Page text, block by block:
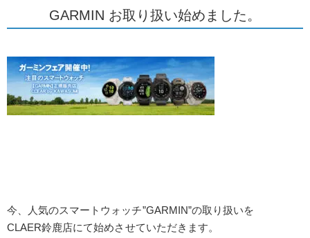
GARMIN お取り扱い始めました。
今、人気のスマートウォッチ”GARMIN”の取り扱いを
CLAER鈴鹿店にて始めさせていただきます。